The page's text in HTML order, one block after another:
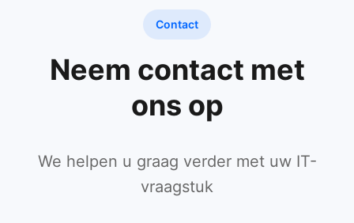
Contact
Neem contact met
ons op
We helpen u graag verder met uw IT-
vraagstuk